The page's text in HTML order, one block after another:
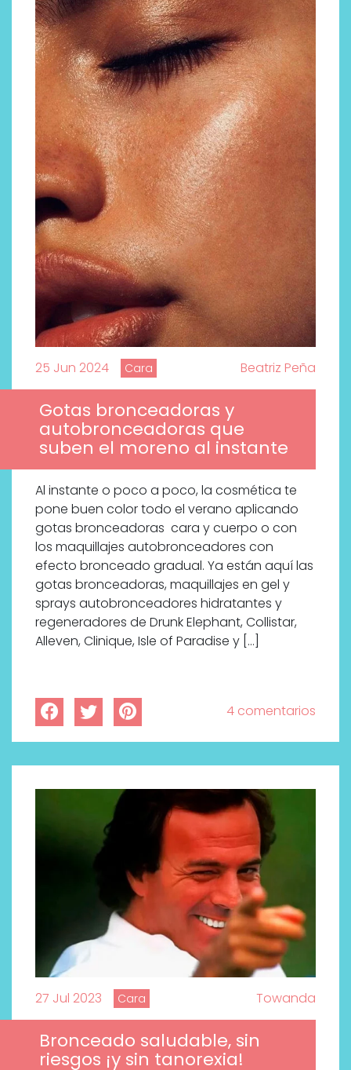
25 Jun 2024 Cara Beatriz Peña
Gotas bronceadoras y
autobronceadoras que
suben el moreno al instante
Al instante o poco a poco, la cosmética te
pone buen color todo el verano aplicando
gotas bronceadoras cara y cuerpo o con
los maquillajes autobronceadores con
efecto bronceado gradual. Ya están aquí las
gotas bronceadoras, maquillajes en gel y
sprays autobronceadores hidratantes y
regeneradores de Drunk Elephant, Collistar,
Alleven, Clinique, Isle of Paradise y […]
4 comentarios
27 Jul 2023 Cara Towanda
Bronceado saludable, sin
riesgos ¡y sin tanorexia!